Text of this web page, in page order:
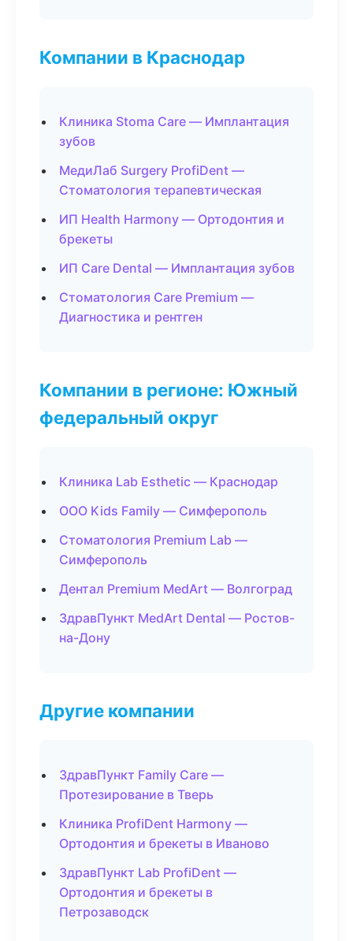
Компании в Краснодар
Клиника Stoma Care — Имплантация
зубов
МедиЛаб Surgery ProfiDent —
Стоматология терапевтическая
ИП Health Harmony — Ортодонтия и
брекеты
ИП Care Dental — Имплантация зубов
Стоматология Care Premium —
Диагностика и рентген
Компании в регионе: Южный
федеральный округ
Клиника Lab Esthetic — Краснодар
ООО Kids Family — Симферополь
Стоматология Premium Lab —
Симферополь
Дентал Premium MedArt — Волгоград
ЗдравПункт MedArt Dental — Ростов-
на-Дону
Другие компании
ЗдравПункт Family Care —
Протезирование в Тверь
Клиника ProfiDent Harmony —
Ортодонтия и брекеты в Иваново
ЗдравПункт Lab ProfiDent —
Ортодонтия и брекеты в
Петрозаводск